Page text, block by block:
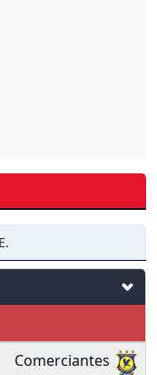
Comerciantes